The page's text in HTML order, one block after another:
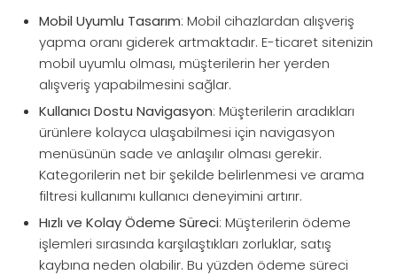
Mobil Uyumlu Tasarım: Mobil cihazlardan alışveriş
yapma oranı giderek artmaktadır. E-ticaret sitenizin
mobil uyumlu olması, müşterilerin her yerden
alışveriş yapabilmesini sağlar.
Kullanıcı Dostu Navigasyon: Müşterilerin aradıkları
ürünlere kolayca ulaşabilmesi için navigasyon
menüsünün sade ve anlaşılır olması gerekir.
Kategorilerin net bir şekilde belirlenmesi ve arama
filtresi kullanımı kullanıcı deneyimini artırır.
Hızlı ve Kolay Ödeme Süreci: Müşterilerin ödeme
işlemleri sırasında karşılaştıkları zorluklar, satış
kaybına neden olabilir. Bu yüzden ödeme süreci